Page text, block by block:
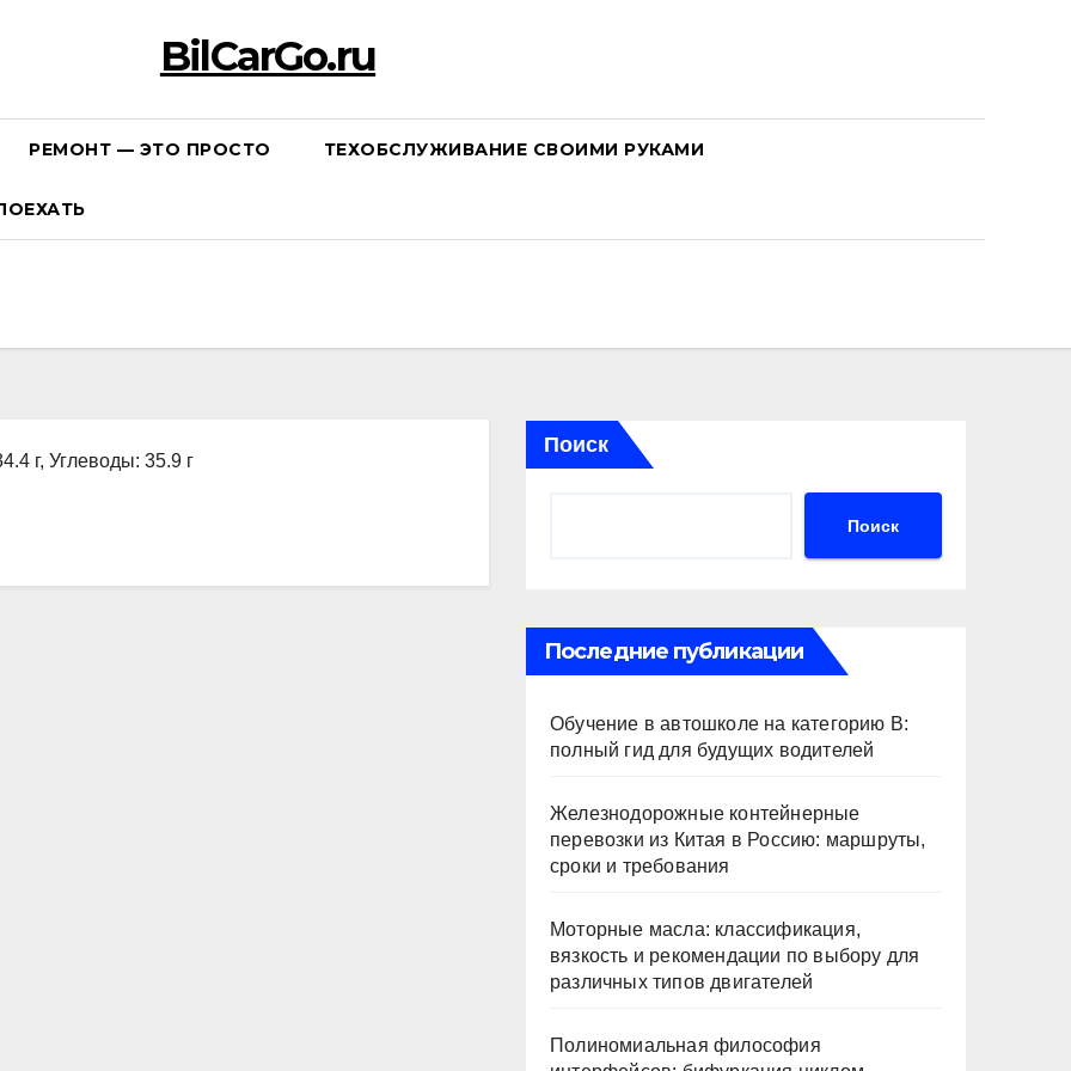
BilCarGo.ru
РЕМОНТ — ЭТО ПРОСТО ТЕХОБСЛУЖИВАНИЕ СВОИМИ РУКАМИ
г, Углеводы: 35.9 г
Поиск
Поиск
Последние публикации
Обучение в автошколе на категорию В:
полный гид для будущих водителей
Железнодорожные контейнерные
перевозки из Китая в Россию: маршруты,
сроки и требования
Моторные масла: классификация,
вязкость и рекомендации по выбору для
различных типов двигателей
Полиномиальная философия